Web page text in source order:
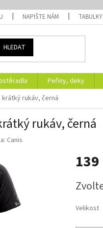
NAPIŠTE NÁM
HLEDAT
Peřiny, deky
krátký rukáv, černá
rukáv, černá
Canis
cena:
Velikost